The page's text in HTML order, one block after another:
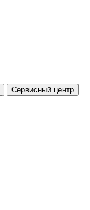
Сервисный центр